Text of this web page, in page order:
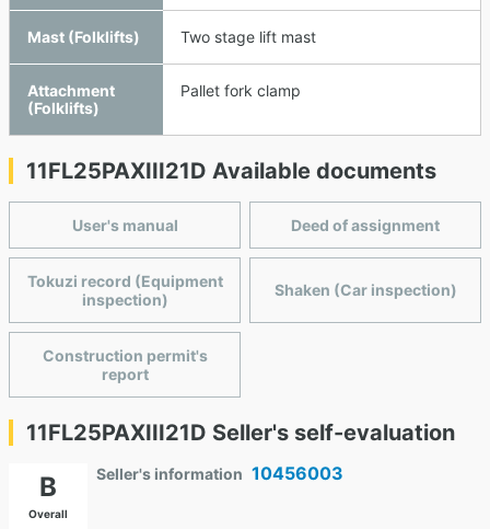
Mast (Folklifts) Two stage lift mast
Attachment
(Folklifts)
Pallet fork clamp
11FL25PAXIII21D Available documents
User's manual Deed of assignment
Tokuzi record (Equipment
inspection)
Shaken (Car inspection)
Construction permit's
report
11FL25PAXIII21D Seller's self-evaluation
B
Overall
Seller's information 10456003